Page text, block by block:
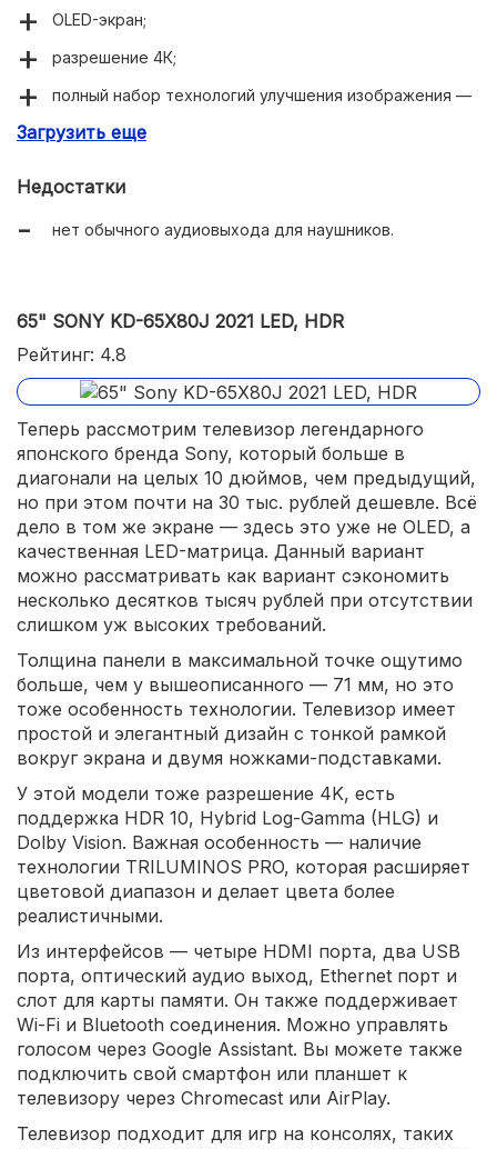
OLED-экран;
разрешение 4К;
полный набор технологий улучшения изображения —
ассистента или пульта Magic Remote;
мощные динамики с поддержкой Dolby Atmos;
технология AI Picture Pro и AI Sound Pro для «умной»
технология Game Optimizer.
Загрузить еще
Недостатки
нет обычного аудиовыхода для наушников.
65" SONY KD-65X80J 2021 LED, HDR
Рейтинг: 4.8
Теперь рассмотрим телевизор легендарного
японского бренда Sony, который больше в
диагонали на целых 10 дюймов, чем предыдущий,
но при этом почти на 30 тыс. рублей дешевле. Всё
дело в том же экране — здесь это уже не OLED, а
качественная LED-матрица. Данный вариант
можно рассматривать как вариант сэкономить
несколько десятков тысяч рублей при отсутствии
слишком уж высоких требований.
Толщина панели в максимальной точке ощутимо
больше, чем у вышеописанного — 71 мм, но это
тоже особенность технологии. Телевизор имеет
простой и элегантный дизайн с тонкой рамкой
вокруг экрана и двумя ножками-подставками.
У этой модели тоже разрешение 4K, есть
поддержка HDR 10, Hybrid Log-Gamma (HLG) и
Dolby Vision. Важная особенность — наличие
технологии TRILUMINOS PRO, которая расширяет
цветовой диапазон и делает цвета более
реалистичными.
Из интерфейсов — четыре HDMI порта, два USB
порта, оптический аудио выход, Ethernet порт и
слот для карты памяти. Он также поддерживает
Wi-Fi и Bluetooth соединения. Можно управлять
голосом через Google Assistant. Вы можете также
подключить свой смартфон или планшет к
телевизору через Chromecast или AirPlay.
Телевизор подходит для игр на консолях, таких